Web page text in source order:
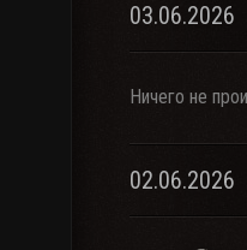
03.06.2026
Ничего не
02.06.2026